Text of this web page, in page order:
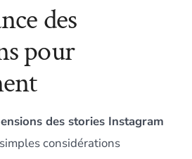
des
pour
des stories Instagram
considérations